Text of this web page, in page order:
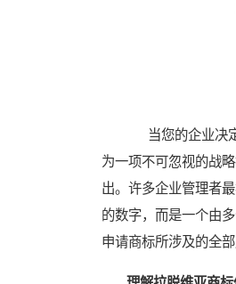
当您的企业决定
为一项不可忽视的战
出。许多企业管理者
的数字，而是一个由
申请商标所涉及的全